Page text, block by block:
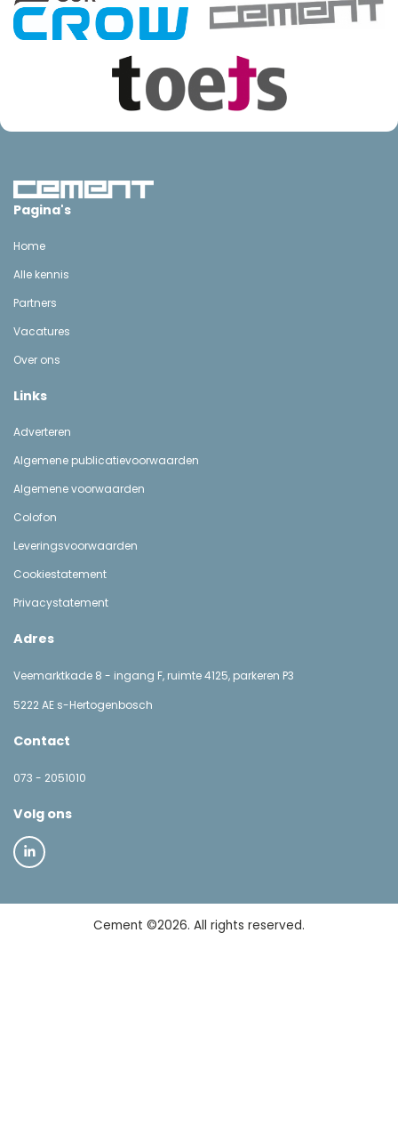
Pagina's
Home
Alle kennis
Partners
Vacatures
Over ons
Links
Adverteren
Algemene publicatievoorwaarden
Algemene voorwaarden
Colofon
Leveringsvoorwaarden
Cookiestatement
Privacystatement
Adres
Veemarktkade 8 - ingang F, ruimte 4125, parkeren P3
5222 AE s-Hertogenbosch
Contact
073 - 2051010
Volg ons
Cement ©2026. All rights reserved.